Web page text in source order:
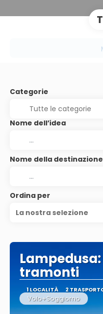
Categorie
Nome dell’idea
Nome della destinazione
Ordina per
La nostra selezione
tramonti
1 LOCALITÀ 2
Volo+Soggiorno